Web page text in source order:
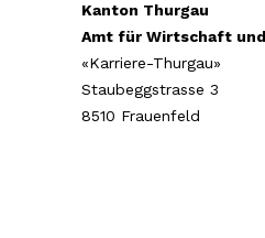
Kanton Thurgau
Amt für Wirtschaft und
«Karriere-Thurgau»
Staubeggstrasse 3
8510 Frauenfeld